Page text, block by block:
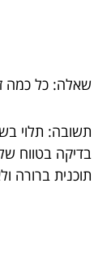
שאלה: כל כמה
תשובה: תלוי
בדיקה בטווח
תוכנית ברורה